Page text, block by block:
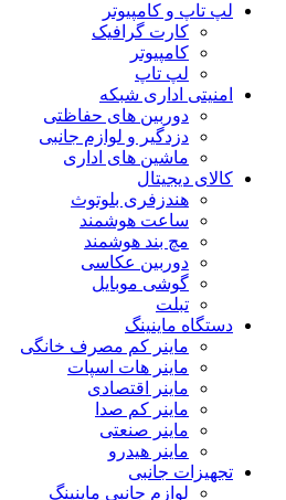
لپ تاپ و کامپیوتر
کارت گرافیک
کامپیوتر
لپ تاپ
امنیتی اداری شبکه
دوربین های حفاظتی
دزدگیر و لوازم جانبی
ماشین های اداری
کالای دیجیتال
هندزفری بلوتوث
ساعت هوشمند
مچ بند هوشمند
دوربین عکاسی
گوشی موبایل
تبلت
دستگاه ماینینگ
ماینر کم مصرف خانگی
ماینر هات اسپات
ماینر اقتصادی
ماینر کم‌ صدا
ماینر صنعتی
ماینر هیدرو
تجهیزات جانبی
لوازم جانبی ماینینگ